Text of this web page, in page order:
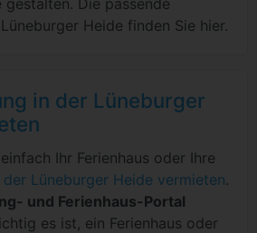
Heide finden Sie hier.
in der Lüneburger
Ihr Ferienhaus oder Ihre
Lüneburger Heide vermieten.
und Ferienhaus-Portal
es ist, ein Ferienhaus oder